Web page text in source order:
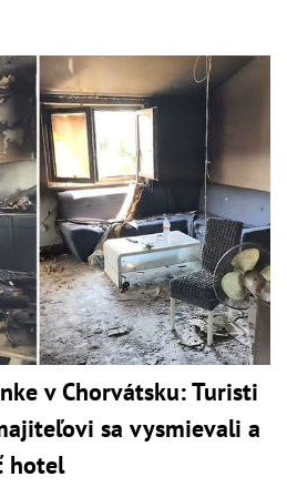
v Chorvátsku: Turisti
sa vysmievali a
hotel